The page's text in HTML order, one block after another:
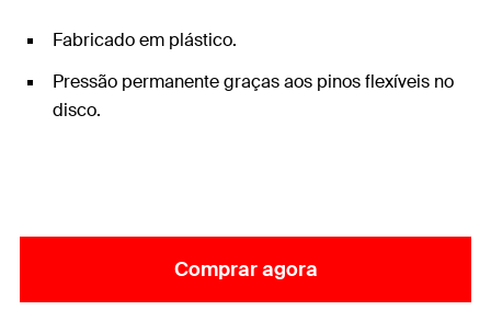
Fabricado em plástico.
Pressão permanente graças aos pinos flexíveis no
disco.
Comprar agora